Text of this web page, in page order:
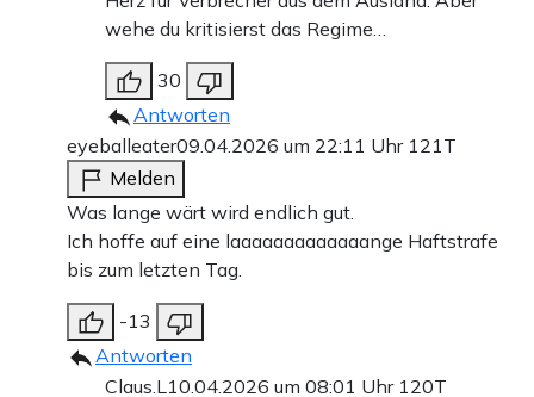
wehe du kritisierst das Regime…
30
Antworten
eyeballeater09.04.2026 um 22:11 Uhr 121T
Melden
Was lange wärt wird endlich gut.
Ich hoffe auf eine laaaaaaaaaaaaange Haftstrafe
bis zum letzten Tag.
-13
Antworten
Claus.L10.04.2026 um 08:01 Uhr 120T